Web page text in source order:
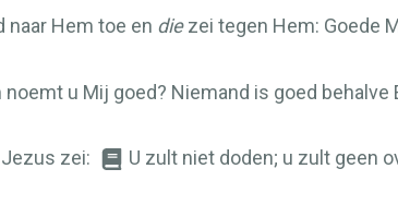
naar Hem toe en diezei tegen Hem: Goede
u Mij goed? Niemand is goed behalve
zei:
U zult niet doden; u zult geen